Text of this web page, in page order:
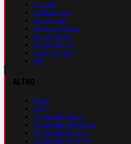
Contatti
La Redazione
Nota Legale
Gestione Cookie
Cookie Policy
Privacy Policy
Cond. Generali
Faq
Video
Foto
Calendario Serie A
Calendario Champions
Calendario Europa L.
Calendario Premier L.